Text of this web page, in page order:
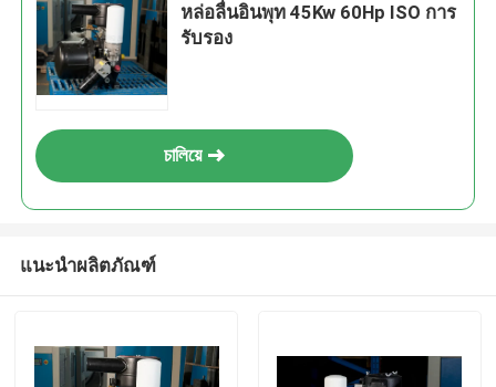
หล่อลื่นอินพุท 45Kw 60Hp ISO การ
รับรอง
চালিয়ে
แนะนำผลิตภัณฑ์